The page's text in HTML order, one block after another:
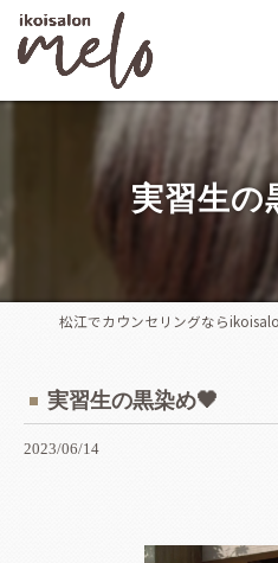
実習生の
実習生の黒染め🖤
2023/06/14